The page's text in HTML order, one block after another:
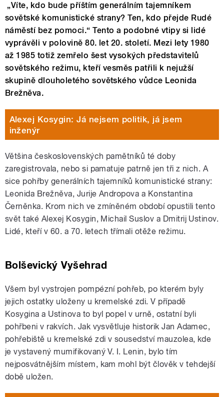
„Víte, kdo bude příštím generálním tajemníkem
sovětské komunistické strany? Ten, kdo přejde Rudé
náměstí bez pomoci.“ Tento a podobné vtipy si lidé
vyprávěli v polovině 80. let 20. století. Mezi lety 1980
až 1985 totiž zemřelo šest vysokých představitelů
sovětského režimu, kteří vesměs patřili k nejužší
skupině dlouholetého sovětského vůdce Leonida
Brežněva.
Alexej Kosygin: Já nejsem politik, já jsem
inženýr
Většina československých pamětníků té doby
zaregistrovala, nebo si pamatuje patrně jen tři z nich. A
sice pohřby generálních tajemníků komunistické strany:
Leonida Brežněva, Jurije Andropova a Konstantina
Černěnka. Krom nich ve zmíněném období opustili tento
svět také Alexej Kosygin, Michail Suslov a Dmitrij Ustinov.
Lidé, kteří v 60. a 70. letech třímali otěže režimu.
Bolševický Vyšehrad
Všem byl vystrojen pompézní pohřeb, po kterém byly
jejich ostatky uloženy u kremelské zdi. V případě
Kosygina a Ustinova to byl popel v urně, ostatní byli
pohřbeni v rakvích. Jak vysvětluje historik Jan Adamec,
pohřebiště u kremelské zdi v sousedství mauzolea, kde
je vystavený mumifikovaný V. I. Lenin, bylo tím
nejposvátnějším místem, kam mohl být člověk v tehdejší
době uložen.